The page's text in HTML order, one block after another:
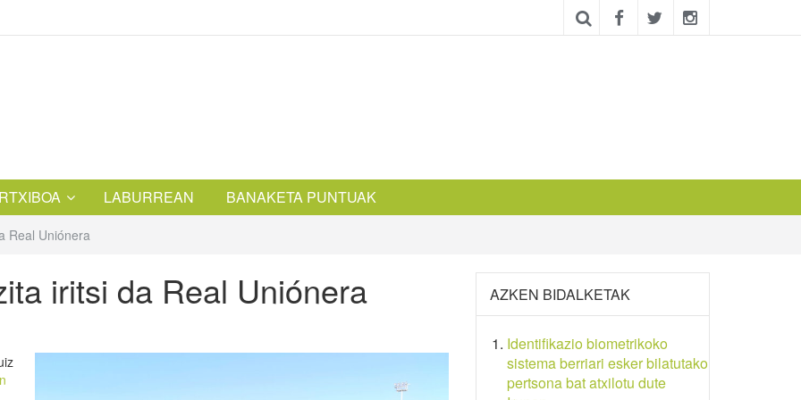
LABURREAN BANAKETA PUNTUAK
Real Uniónera
iritsi da Real Uniónera AZKEN BIDALKETAK
Identifikazio biometrikoko
sistema berriari esker bilatutako
pertsona bat atxilotu dute